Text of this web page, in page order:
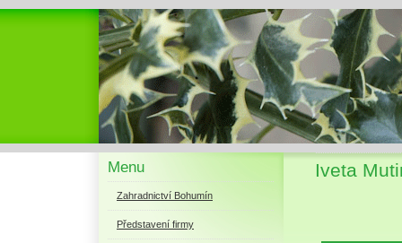
Menu
Zahradnictví Bohumín
Představení firmy
Iveta